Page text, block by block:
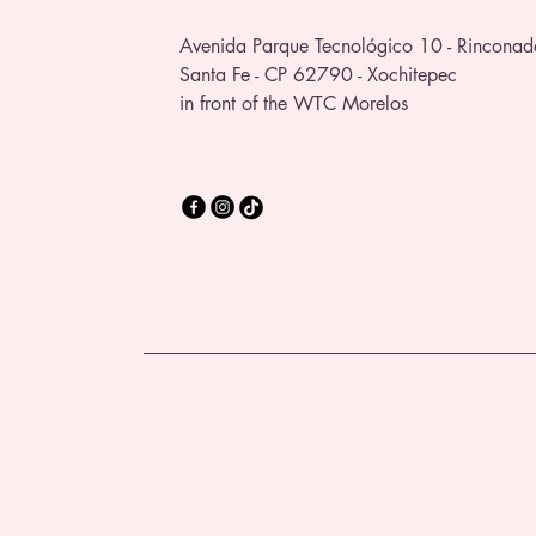
Avenida Parque Tecnológico 10 -
Santa Fe - CP 62790 - Xochitepec
in front of the WTC Morelos